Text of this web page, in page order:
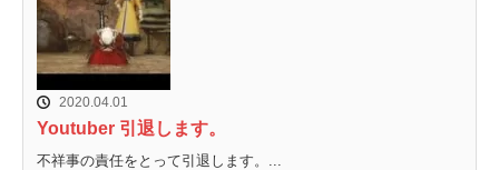
2020.04.01
Youtuber 引退します。
不祥事の責任をとって引退します。...